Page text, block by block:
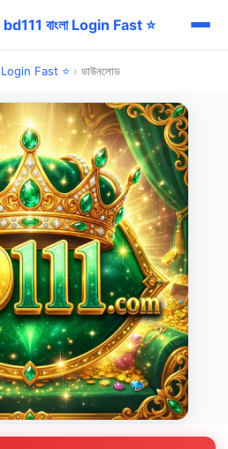
বাংলা Login Fast ⭐
Login Fast ⭐ › ডাউনলোড